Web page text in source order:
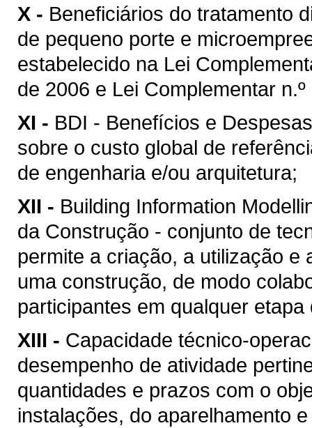
X - Beneficiários do tratamento
de pequeno porte e
estabelecido na Lei
de 2006 e Lei Complementar
XI - BDI - Benefícios e
sobre o custo global de
de engenharia e/ou arquitetura;
XII - Building Information
da Construção - conjunto de
permite a criação, a utilização e
uma construção, de modo
participantes em qualquer
XIII - Capacidade técnico-
desempenho de atividade
quantidades e prazos com o
instalações, do aparelhamento